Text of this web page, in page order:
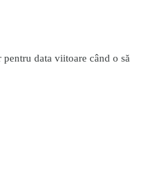
data viitoare când o să